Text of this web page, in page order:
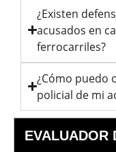
¿Existen
acusados ​​en
ferrocarriles?
¿Cómo puedo
policial de mi
EVALUADOR